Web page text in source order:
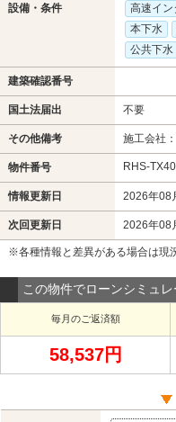
設備・条件
高速イン
本下水
公共下水
建築確認番号
国土法届出 不要
その他備考 施工会社
物件番号 RHS-
情報更新日 2026年08
次回更新日 2026年08
※各種情報と差異がある場合は現
この物件でローンシミュ
毎月のご返済額
58,537円